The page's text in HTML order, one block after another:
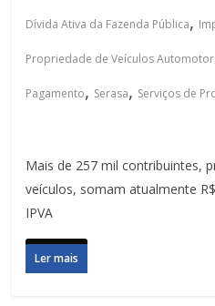
Dívida Ativa da Fazenda Pública,
Propriedade de Veículos
Pagamento, Serasa, Serviços de
Mais de 257 mil contribuintes,
veículos, somam atualmente
IPVA
Ler mais